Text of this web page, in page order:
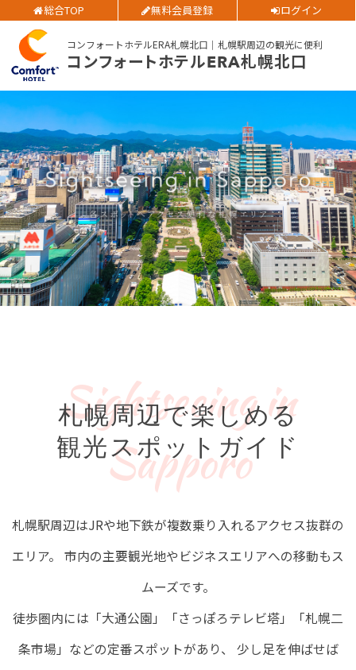
総合TOP 無料会員登録 ログイン
コンフォートホテルERA札幌北口｜札幌駅周辺の観光に便利
コンフォートホテルERA札幌北口
大人人数
1室あたり
空室検索
会員特典のご案内
会員登録 ログイン
予約確認・変更・キャンセル
特別優待会員様 交通＋宿泊プラン
札幌周辺で楽しめる
観光スポットガイド
Sightseeing in
Sapporo
札幌駅周辺はJRや地下鉄が複数乗り入れるアクセス抜群の
エリア。
市内の主要観光地やビジネスエリアへの移動もス
ムーズです。
徒歩圏内には「大通公園」「さっぽろテレビ塔」「札幌二
条市場」などの定番スポットがあり、
少し足を伸ばせば
ご予約確認・変更・キャンセルフォーム
公式Webサイトからのご予約
閉じる